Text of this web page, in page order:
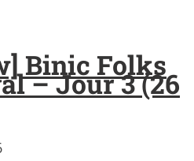
Binic Folks
– Jour 3 (26